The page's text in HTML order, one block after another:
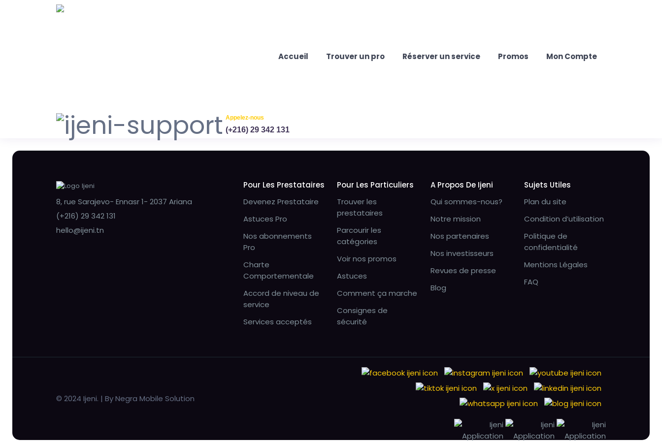
Accueil Trouver un pro Réserver un service Promos Mon Compte
Appelez-nous
(+216) 29 342 131
8, rue Sarajevo- Ennasr 1- 2037 Ariana
(+216) 29 342 131
hello@ijeni.tn
Pour Les Prestataires
Devenez Prestataire
Astuces Pro
Nos abonnements
Pro
Charte
Comportementale
Accord de niveau de
service
Services acceptés
Pour Les Particuliers
Trouver les
prestataires
Parcourir les
catégories
Voir nos promos
Astuces
Comment ça marche
Consignes de
sécurité
A Propos De Ijeni
Qui sommes-nous?
Notre mission
Nos partenaires
Nos investisseurs
Revues de presse
Blog
Sujets Utiles
Plan du site
Condition d’utilisation
Politique de
confidentialité
Mentions Légales
FAQ
© 2024 Ijeni. | By Negra Mobile Solution